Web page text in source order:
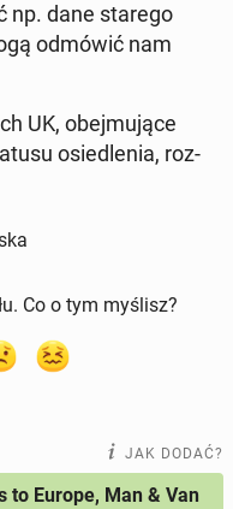
np. dane starego
odmówić nam
UK, obej­mu­ją­ce
osie­dle­nia, roz­
Co o tym myślisz?
JAK DODAĆ?
to Europe, Man & Van